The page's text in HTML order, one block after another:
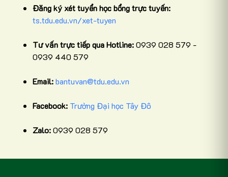
Đăng ký xét tuyển học bổng trực tuyến:
ts.tdu.edu.vn/xet-tuyen
Tư vấn trực tiếp qua Hotline:0939 028 579 -
0939 440 579
Email:bantuvan@tdu.edu.vn
Facebook: Trường Đại học Tây Đô
Zalo:0939 028 579